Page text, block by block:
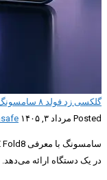
گلکسی زد فولد ۸ سامسونگ؛ بررسی مشخصات، امکانات و ارزش خرید
Posted مرداد ۳, ۱۴۰۵ in ۱۹:۳۲ by
در یک دستگاه ارائه می‌دهد. طراحی